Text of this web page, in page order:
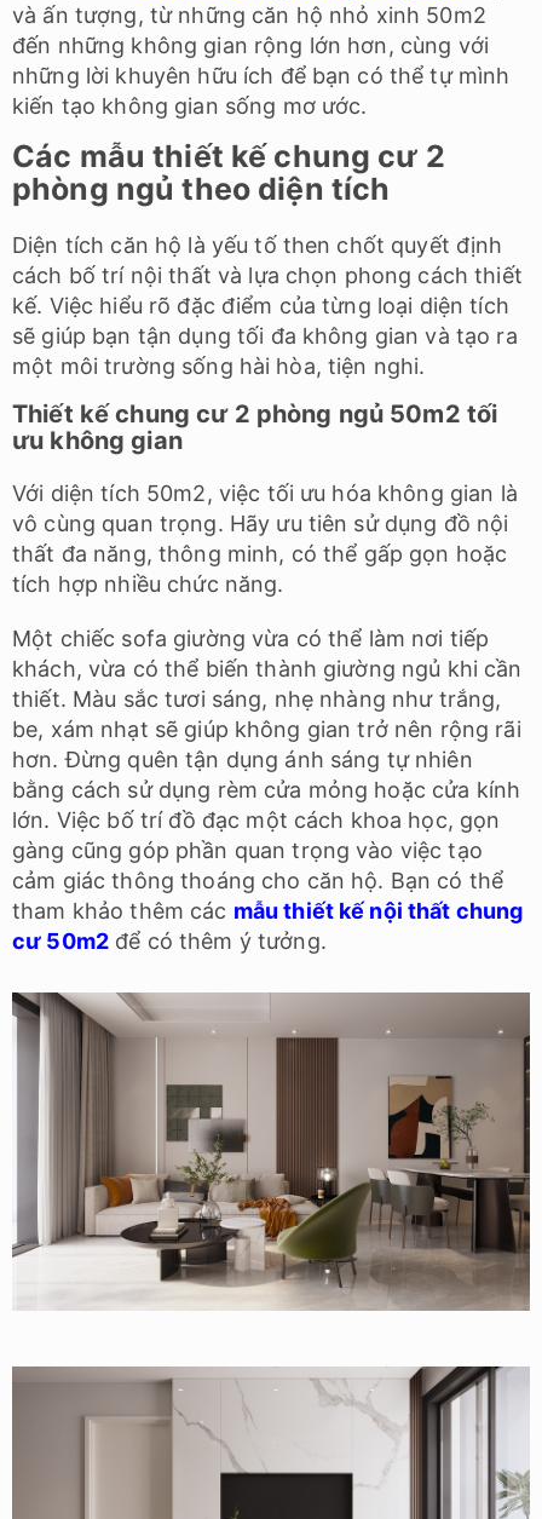
và ấn tượng, từ những căn hộ nhỏ xinh 50m2
đến những không gian rộng lớn hơn, cùng với
những lời khuyên hữu ích để bạn có thể tự mình
kiến tạo không gian sống mơ ước.
Các mẫu thiết kế chung cư 2
phòng ngủ theo diện tích
Diện tích căn hộ là yếu tố then chốt quyết định
cách bố trí nội thất và lựa chọn phong cách thiết
kế. Việc hiểu rõ đặc điểm của từng loại diện tích
sẽ giúp bạn tận dụng tối đa không gian và tạo ra
một môi trường sống hài hòa, tiện nghi.
Thiết kế chung cư 2 phòng ngủ 50m2 tối
ưu không gian
Với diện tích 50m2, việc tối ưu hóa không gian là
vô cùng quan trọng. Hãy ưu tiên sử dụng đồ nội
thất đa năng, thông minh, có thể gấp gọn hoặc
tích hợp nhiều chức năng.
Một chiếc sofa giường vừa có thể làm nơi tiếp
khách, vừa có thể biến thành giường ngủ khi cần
thiết. Màu sắc tươi sáng, nhẹ nhàng như trắng,
be, xám nhạt sẽ giúp không gian trở nên rộng rãi
hơn. Đừng quên tận dụng ánh sáng tự nhiên
bằng cách sử dụng rèm cửa mỏng hoặc cửa kính
lớn. Việc bố trí đồ đạc một cách khoa học, gọn
gàng cũng góp phần quan trọng vào việc tạo
cảm giác thông thoáng cho căn hộ. Bạn có thể
tham khảo thêm các mẫu thiết kế nội thất chung
cư 50m2để có thêm ý tưởng.